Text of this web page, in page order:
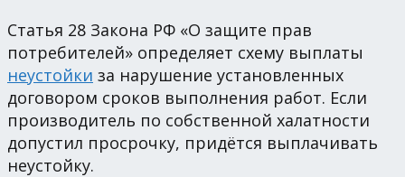
Статья 28 Закона РФ «О защите прав
потребителей» определяет схему выплаты
неустойки за нарушение установленных
договором сроков выполнения работ. Если
производитель по собственной халатности
допустил просрочку, придётся выплачивать
неустойку.